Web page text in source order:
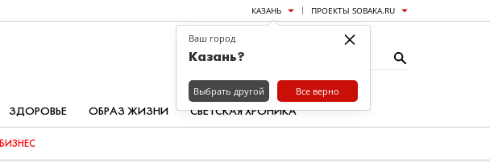
КАЗАНЬ ПРОЕКТЫ SOBAKA.RU
ЗДОРОВЬЕ ОБРАЗ ЖИЗНИ СВЕТСКАЯ ХРОНИКА
БИЗНЕС
×
Ваш город
Казань?
Выбрать другой Все верно